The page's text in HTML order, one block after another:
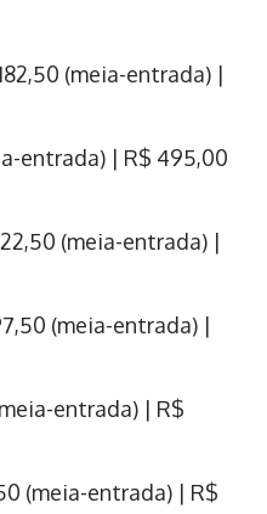
(meia-entrada) |
entrada) | R$ 495,00
(meia-entrada) |
(meia-entrada) |
entrada) | R$
(meia-entrada) | R$